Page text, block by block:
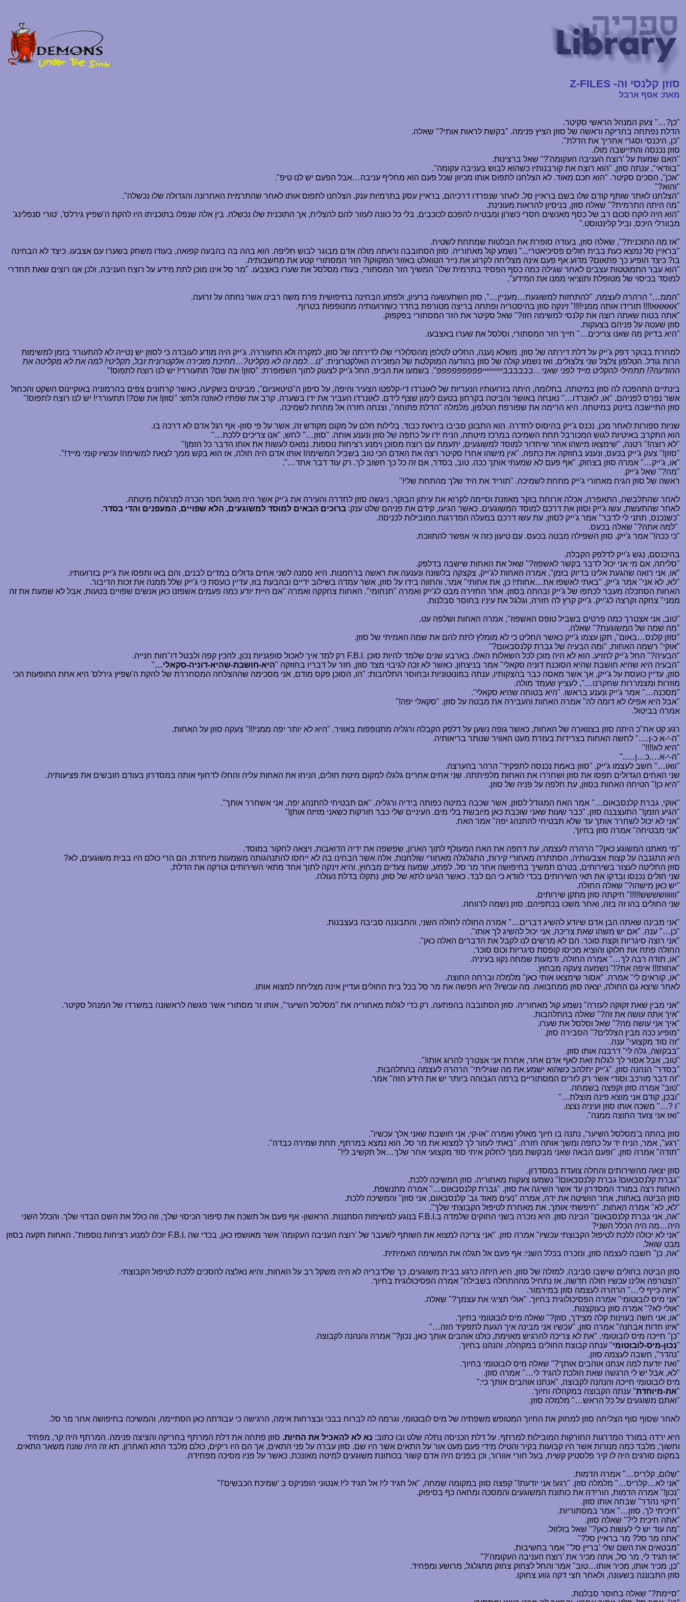
סוזן קלנסי וה- Z-FILES
מאת: אסף ארבל
"כן?…" צעק המנהל הראשי סקיטר.
הדלת נפתחה בחריקה וראשה של סוזן הציץ פנימה. "בקשת לראות אותי?" שאלה.
"כן, היכנסי וסגרי אחריך את הדלת".
סוזן נכנסה והתיישבה מולו.
"האם שמעת על 'רוצח העניבה העקומה'?" שאל ברצינות.
"בוודאי", ענתה סוזן, "הוא רוצח את קורבנותיו כשהוא לבוש בעניבה עקומה".
"אכן", הסכים סקיטר. "הוא חכם מאוד. לא הצלחנו לתפוס אותו מכיוון שכל פעם הוא מחליף עניבה…אבל הפעם יש לנו טיפ".
"והוא?"
"הצלחנו לאתר שותף קודם שלו בשם בראיין סל. לאחר שנפרדו דרכיהם, בראיין עסק בתרמיות ענק. הצלחנו לתפוס אותו לאחר שהתרמית האחרונה והגדולה שלו נכשלה".
"מה היתה התרמית?" שאלה סוזן, בניסיון להראות מעונינת.
"הוא היה לוקח סכום רב של כסף מאנשים חסרי כשרון ומבטיח להפכם לכוכבים, בלי כל כוונה לעזור להם להצליח, אך התוכנית שלו נכשלה. בין אלה שנפלו בתוכניתו היו להקת ה'שפיץ גירלס', 'טורי סנפלינג'
מבוורלי היכס, וביל קלינטוסט."
"אז מה התוכנית?", שאלה סוזן, בעודה סופרת את הבלטות שמתחת לשטיח.
"בראיין סל נמצא כעת בבית חולים פסיכיאטרי..." נשמע קול מאחוריה. סוזן הסתובבה וראתה מולה אדם מבוגר לבוש חליפה. הוא בהה בה בהבעה קפואה, בעודו משחק בשערו עם אצבעו. כיצד לא הבחינה
בו? כיצד הופיע כך פתאום? מדוע אף פעם אינה מצליחה לקרוע את נייר הטואלט באזור המקווקו? הזר המסתורי קטע את מחשבותיה.
"הוא עבר התמוטטות עצבים לאחר שגילה כמה כסף הפסיד בתרמית שלו" המשיך הזר המסתורי, בעודו מסלסל את שערו באצבעו. "מר סל אינו מוכן לתת מידע על רוצח העניבה, ולכן אנו רוצים שאת תחדרי
למוסד בכיסוי של מטופלת ותוציאי ממנו את המידע".
"הממ…" הרהרה לעצמה, "להתחזות למשוגעת…מעניין…". סוזן השתעשעה ברעיון, ולפתע הבחינה בחיפושית פרת משה רבינו אשר נחתה על זרועה.
"אאאאא!!!! תורידו אותה ממני!!!!" זינקה סוזן בהיסטריה ופתחה בריצה מטורפת בחדר כשזרועותיה מתנופפות בטרוף.
"אתה בטוח שאתה רוצה את קלנסי למשימה הזו?" שאל סקיטר את הזר המסתורי בפקפוק.
סוזן שעטה על פניהם בצעקות.
"היא בדיוק מה שאנו צריכים…" חייך הזר המסתורי, וסלסל את שערו באצבעו.
למחרת בבוקר דפק ג'ייק על דלת דירתה של סוזן. משלא נענה, החליט לטלפן מהסלולרי שלו לדירתה של סוזן, למקרה ולא התעוררה. ג'ייק היה מודע לעובדה כי לסוזן יש נטייה לא להתעורר בזמן למשימות
הרות גודל. הטלפון צלצל שני צלצולים, ואז נשמע קולה של סוזן בהודעה המוקלטת של המזכירה האלקטרונית: "נו…למה זה לא מקליט?…חתיכת מזכירה אלקטרונית זבל, תקליטי! למה את לא מקליטה את
ההודעה?! תתחילי להקליט מייד לפני שאני…בבבבבבייייייייייפפפפפפפפפ". בשמעו את הביפ, החל ג'ייק לצעוק לתוך השפופרת: "סוזן! את שם? תתעוררי! יש לנו רוצח לתפוס!"
בינתיים התהפכה לה סוזן במיטתה. בחלומה, היתה בזרועותיו הנעריות של לאונרדו די-קלפטו הצעיר והיפה, על סיפון ה"טיטאניום", מביטים בשקיעה, כאשר קרחונים צפים בהרמוניה באוקיינוס השקט והכחול
אשר נפרס לפניהם. "או, לאונרדו…" נאנחה באושר והביטה בקרחון בטעם לימון שצף לידם. לאונרדו העביר את ידו בשערה, קרב את שפתיו לאוזנה ולחש: "סוזן! את שם?! תתעוררי! יש לנו רוצח לתפוס!"
סוזן התיישבה בזינוק במיטתה. היא הרימה את שפורפת הטלפון, מלמלה "הדלת פתוחה", וצנחה חזרה אל מתחת לשמיכה.
שניות ספורות לאחר מכן, נכנס ג'ייק בהיסוס לחדרה. הוא התבונן סביבו ביראת כבוד. בלילות חלם על מקום מקודש זה, אשר על פי סוזן- אף רגל אדם לא דרכה בו.
הוא התקרב באיטיות לגוש המכורבל תחת השמיכה במרכז מיטתה, הניח ידו על כתפה של סוזן ונענע אותה. "סוזן…" לחש, "אנו צריכים ללכת…
"
"לא רוצה!" רטנה, "שימצאו מישהו אחר שיחדור למוסד למשוגעים, יתעמת עם רוצח מסוכן וימנע רציחות נוספות. נמאס לעשות את אותו הדבר כל הזמן!"
"סוזן!" צעק ג'ייק בכעס, ונענע בחוזקה את כתפה. "אין מישהו אחר! סקיטר רצה את האדם הכי טוב בשביל המשימה! אותו אדם היה חולה, אז הוא בקש ממך לצאת למשימה! עכשיו קומי מייד!".
"או, ג'ייק…" אמרה סוזן בצחוק, "אף פעם לא שמעתי אותך ככה. טוב, בסדר, אם זה כל כך חשוב לך. רק עוד דבר אחד…
".
"מה?" שאל ג'ייק.
ראשה של סוזן הגיח מאחורי ג'ייק מתחת לשמיכה. "תוריד את היד שלך מהתחת שלי!"
לאחר שהתלבשה, התאפרה, אכלה ארוחת בוקר מאוזנת וסיימה לקרוא את עיתון הבוקר, ניגשה סוזן לחדרה והעירה את ג'ייק אשר היה מוטל חסר הכרה למרגלות מיטתה.
לאחר שהתעשת, עשו ג'ייק וסוזן את דרכם למוסד המשוגעים. כאשר הגיעו, קידם את פניהם שלט ענק: ברוכים הבאים למוסד למשוגעים, הלא שפויים, המעפנים והדי בסדר.
"כשנכנס, תתני לי לדבר" אמר ג'ייק לסוזן, עת עשו דרכם במעלה המדרגות המובילות לכניסה.
"למה אתה?" שאלה בכעס.
"כי ככה!" אמר ג'ייק. סוזן השפילה מבטה בכעס. עם טיעון כזה אי אפשר להתווכח.
בהיכנסם, נגש ג'ייק לדלפק הקבלה.
"סליחה, אם מי אני יכול לדבר בקשר לאשפוז?" שאל את האחות שישבה בדלפק.
"או, אני רואה שהגעת אלינו בדיוק בזמן", אמרה האחות לג'ייק, צקצקה בלשונה ונענעה את ראשה ברחמנות. היא סמנה לשני אחים גדולים במדים לבנים, והם באו ותפסו את ג'ייק בזרועותיו.
"לא, לא אני" אמר ג'ייק, "באתי לאשפז את…אחותי! כן, את אחותי" אמר, והחווה בידו על סוזן, אשר עמדה בשילוב ידיים ובהבעת בוז, עדיין כועסת כי ג'ייק שלל ממנה את זכות הדיבור.
האחות הסתכלה מעבר לכתפו של ג'ייק ובהתה בסוזן. אחר החזירה מבט לג'ייק ואמרה "תנחומי". האחות צחקקה ואמרה "אם היית יודע כמה פעמים אשפזנו כאן אנשים שפויים בטעות, אבל לא שמעת את זה
ממני" צחקה וקרצה לג'ייק. ג'ייק קרץ לה חזרה, וגלגל את עיניו בחוסר סבלנות.
"טוב, אני אצטרך כמה פרטים בשביל טופס האשפוז", אמרה האחות ושלפה עט.
"מה שמה של המשוגעת?" שאלה.
"סוזן קלנס…באום", תקן עצמו ג'ייק כאשר החליט כי לא מומלץ לתת להם את שמה האמיתי של סוזן.
"אוקי" רשמה האחות, "ומה הבעיה של גברת קלנסבאום?"
"הבעיה?" החל ג'ייק להזיע. הוא לא היה מוכן לכל השאלות האלו. בארבע שנים שלמד להיות סוכן F.B.I. רק למד איך לאכול סופגניות נכון, להכין קפה ולבטל דו"חות חנייה.
"הבעיה היא שהיא חושבת שהיא הסוכנת דוניה סקאלי" אמר בניצחון. כאשר לא זכה לגיבוי מצד סוזן, חזר על דבריו בחוזקה "היא-חושבת-שהיא-דוניה-סקאלי…
"
סוזן, עדיין כועסת על ג'ייק, אך אשר מאסה כבר בהצקותיו, ענתה במונוטוניות ובחוסר התלהבות: "הו, הסוכן פקס מודם, אני מסכימה שההצלחה המסחררת של להקת ה'שפיץ גירלס' היא אחת התופעות הכי
מוזרות ומצמררות שחקרנו…", לעציץ שעמד מולה.
"מסכנה…" אמר ג'ייק ונענע בראשו. "היא בטוחה שהיא סקאלי".
"אבל היא אפילו לא דומה לה" אמרה האחות והעבירה את מבטה על סוזן. "סקאלי יפה!"
אמרה בביטול.
רגע קט אח"כ היתה סוזן בצווארה של האחות, כאשר גופה נשען על דלפק הקבלה ורגליה מתנופפות באוויר. "היא לא יותר יפה ממני!!!" צעקה סוזן על האחות.
"ה-י-א כ-ן…." לחשה האחות בצרידות בעזרת מעט האוויר שנותר בריאותיה.
"היא לא!!!!"
"ה-י-א….כ…ן…
.."
"וואו…" חשב לעצמו ג'ייק, "סוזן באמת נכנסה לתפקיד" הרהר בהערצה.
שני האחים הגדולים תפסו את סוזן ושחררו את האחות מלפיתתה. שני אחים אחרים גלגלו למקום מיטת חולים, הניחו את האחות עליה והחלו לדחוף אותה במסדרון בעודם חובשים את פציעותיה.
"היא כן!" הטיחה האחות בסוזן, עת חלפה על פניה של סוזן.
"אוקי, גברת קלנסבאום…" אמר האח המגודל לסוזן, אשר שכבה במיטה כפותה בידיה ורגליה. "אם תבטיחי להתנהג יפה, אני אשחרר אותך".
"הגיע הזמן!" התעצבנה סוזן. "כבר שעות שאני שוכבת כאן מיובשת בלי מים. העיניים שלי כבר חורקות כשאני מזיזה אותן!"
"אני לא יכול לשחרר אותך עד שלא תבטיחי להתנהג יפה" אמר האח.
"אני מבטיחה" אמרה סוזן בחיוך.
"מי מאתנו המשוגע כאן?" הרהרה לעצמה, עת דחפה את האח המעולף לתוך הארון, שפשפה את ידיה הדואבות, ויצאה לחקור במוסד.
היא התגנבה על קצות אצבעותיה, הסתתרה מאחורי קירות, התגלגלה מאחורי שולחנות. אלה אשר הבחינו בה לא ייחסו להתנהגותה משמעות מיוחדת. הם הרי כולם היו בבית משוגעים, לא?
סוזן החליטה לעצור בשירותים, בטרם תמשיך בחיפושה אחר מר סל. לפתע, שמעה צעדים מבחוץ, והיא זינקה לתוך אחד מתאי השירותים וטרקה את הדלת.
שני חולים נכנסו ובדקו את תאי השירותים בכדי לוודא כי הם לבד. כאשר הגיעו לתא של סוזן, נתקלו בדלת נעולה.
"יש כאן מישהו?" שאלה החולה.
"וווווושששש!!!!!" חיקתה סוזן מתקן שירותים.
שני החולים בהו זה בזה, ואחר משכו בכתפיהם. סוזן נשמה לרווחה.
"אני מבינה שאתה הבן אדם שיודע להשיג דברים…" אמרה החולה לחולה השני, והתבוננה סביבה בעצבנות.
"כן…" ענה. "אם יש משהו שאת צריכה, אני יכול להשיג לך אותו".
"אני רוצה סיגריות וקצת סוכר. הם לא מרשים לנו לקבל את הדברים האלה כאן".
החולה פתח את חלוקו והוציא מכיסו קופסת סיגריות וכוס סוכר.
"או, תודה רבה לך…" אמרה החולה, ודמעות שמחה נקוו בעיניה.
"אחות!!! איפה את?!" נשמעה צעקה מבחוץ.
"או, קוראים לי" אמרה. "אסור שימצאו אותי כאן" מלמלה וברחה החוצה.
לאחר שיצא גם החולה, יצאה סוזן ממחבואה. מה עכשיו? היא חפשה את מר סל בכל בית החולים ועדיין אינה מצליחה למצוא אותו.
"אני מבין שאת זקוקה לעזרה" נשמע קול מאחוריה. סוזן הסתובבה בהפתעה, רק כדי לגלות מאחוריה את "מסלסל השיער", אותו זר מסתורי אשר פגשה לראשונה במשרדו של המנהל סקיטר.
"איך אתה עושה את זה?" שאלה בהתלהבות.
"איך אני עושה מה?" שאל וסלסל את שערו.
"מופיע ככה מבין הצללים?" הסבירה סוזן.
"זה סוד מקצועי" ענה.
"בבקשה, גלה לי" דרבנה אותו סוזן.
"טוב, אבל אסור לך לגלות זאת לאף אדם אחר, אחרת אני אצטרך להרוג אותו!".
"בסדר" הנהנה סוזן. "ג'ייק יתלהב כשהוא ישמע את מה שגיליתי" הרהרה לעצמה בהתלהבות.
"זה דבר מורכב וסודי אשר רק לזרים המסתוריים ברמה הגבוהה ביותר יש את הידע הזה" אמר.
"טוב" אמרה סוזן וקפצה בשמחה.
"ובכן, קודם אני מוצא פינה מוצלת…
"
"ו ?…" משכה אותו סוזן ועיניה נצצו.
"ואז אני צועד החוצה ממנה".
סוזן בהתה ב'מסלסל השיער', נתנה בו חיוך מאולץ ואמרה "או-קי, אני חושבת שאני אלך עכשיו".
"רגע", אמר, הניח יד על כתפה ומשך אותה חזרה. "באתי לעזור לך למצוא את מר סל. הוא נמצא במרתף, תחת שמירה כבדה".
"תודה" אמרה סוזן, "ופעם הבאה שאני מבקשת ממך לחלוק איתי סוד מקצועי אחר שלך…אל תקשיב לי!"
סוזן יצאה מהשירותים והחלה צועדת במסדרון.
"גברת קלנסבאום! גברת קלנסבאום!" נשמעו צעקות מאחוריה. סוזן המשיכה ללכת.
האחות רצה במורד המסדרון עד אשר השיגה את סוזן. "גברת קלנסבאום…" אמרה מתנשפת.
סוזן הביטה באחות, אחר הושיטה את ידה, אמרה "נעים מאוד גב' קלנסבאום, אני סוזן" והמשיכה ללכת.
"לא, לא" אמרה האחות. "חיפשתי אותך. את מאחרת לטיפול הקבוצתי שלך".
"אה, אני גברת קלנסבאום" הבינה סוזן. היא נזכרה בשני החוקים שלמדה בF.B.I. בנוגע למשימות הסתננות. הראשון- אף פעם אל תשכח את סיפור הכיסוי שלך, וזה כולל את השם הבדוי שלך. והכלל השני
היה…מה היה הכלל השני?
"אני לא יכולה ללכת לטיפול הקבוצתי עכשיו" אמרה סוזן. "אני צריכה למצוא את השותף לשעבר של 'רוצח העניבה העקומה' אשר מאושפז כאן, בכדי שה F.B.I. יוכלו למנוע רציחות נוספות". האחות תקעה בסוזן
מבט שואל.
"אה, כן" חשבה לעצמה סוזן, ונזכרה בכלל השני: אף פעם אל תגלה את המשימה האמיתית.
סוזן הביטה בחולים שישבו סביבה. למזלה של סוזן, היא היתה כרגע בבית משוגעים, כך שלדבריה לא היה משקל רב על האחות, והיא נאלצה להסכים ללכת לטיפול הקבוצתי.
"הצטרפה אלינו עכשיו חולה חדשה, אז נתחיל מההתחלה בשבילה" אמרה הפסיכולוגית בחיוך.
"איזה כייף לי…" הרהרה לעצמה סוזן במירמור.
"אני מיס לובוטומי" אמרה הפסיכולוגית בחיוך. "אולי תציגי את עצמך?" שאלה.
"אולי לא?" אמרה סוזן בעוקצנות.
"או, אני חשה בעוינות קלה מצידך, סוזן?" שאלה מיס לובוטומי בחיוך.
"איזו חדות אבחנה" אמרה סוזן, "עכשיו אני מבינה איך הגעת לתפקיד הזה…
"
"כן" חייכה מיס לובוטומי. "את לא צריכה להרגיש מאוימת, כולנו אוהבים אותך כאן, נכון?" אמרה והנהנה לקבוצה.
"נכון-מיס-לובוטומי" ענתה קבוצת החולים במקהלה, והנהנו בחיוך.
"נהדר", חשבה לעצמה סוזן.
"ואת יודעת למה אנחנו אוהבים אותך?" שאלה מיס לובוטומי בחיוך.
"לא, אבל יש לי הרגשה שאת הולכת להגיד לי…" אמרה סוזן.
מיס לובוטומי חייכה והנהנה לקבוצה, "אנחנו אוהבים אותך כי:"
"את-מיוחדת" ענתה הקבוצה במקהלה וחיוך.
"ואתם משוגעים על כל הראש…" מלמלה סוזן.
לאחר שסוף סוף הצליחה סוזן למחוק את החיוך המטופש משפתיה של מיס לובוטומי, וגרמה לה לברוח בבכי ובצרחות אימה, הרגישה כי עבודתה כאן הסתיימה, והמשיכה בחיפושה אחר מר סל.
היא ירדה במורד המדרגות החורקות המובילות למרתף. על דלת הכניסה נתלה שלט ובו כתוב: נא לא להאכיל את החיות. סוזן פתחה את דלת המרתף בחריקה והציצה פנימה. המרתף היה קר, מפחיד
וחשוך, מלבד כמה מנורות אשר היו קבועות בקיר והטילו מידי פעם מעט אור על התאים אשר היו שם. סוזן עברה על פני התאים, אך הם היו ריקים, כולם מלבד התא האחרון. תא זה היה שונה משאר התאים.
במקום סורגים היה לו קיר פלסטיק קשיח, בעל חורי אוורור, וכן בפנים היה אדם קשור בכותונת משוגעים למיטה מאונכת, כאשר על פניו מסיכה מפחידה.
"שלום, קלריס…" אמרה הדמות.
"אני לא…קלריס…" מלמלה סוזן. "רגע! אני יודעת!" קפצה סוזן במקומה שמחה, "אל תגיד לי! אל תגיד לי! אנטוני הופניקס ב 'שמיכת הכבשים'!"
"נכון!" אמרה הדמות, הורידה את כותונת המשוגעים והמסכה ומחאה כף בסיפוק.
"חיקוי נהדר" שבחה אותו סוזן.
"חיכיתי לך, סוזן…" אמר במסתוריות.
"אתה חיכית לי?" שאלה סוזן.
"מה עוד יש לי לעשות כאן?" שאל בזלזול.
"אתה מר סל? מר בראיין סל?"
"מבטאים את השם שלי 'בריין סל'" אמר בחשיבות.
"אז תגיד לי, מר סל, אתה מכיר את 'רוצח העניבה העקומה'?"
"כן, מכיר אותו, מכיר אותו…טוב" אמר והחל לצחוק צחוק מתגלגל, מרושע ומפחיד.
סוזן התבוננה בשעונה, ולאחר חצי דקה גווע צחוקו.
"סיימת?" שאלה בחוסר סבלנות.